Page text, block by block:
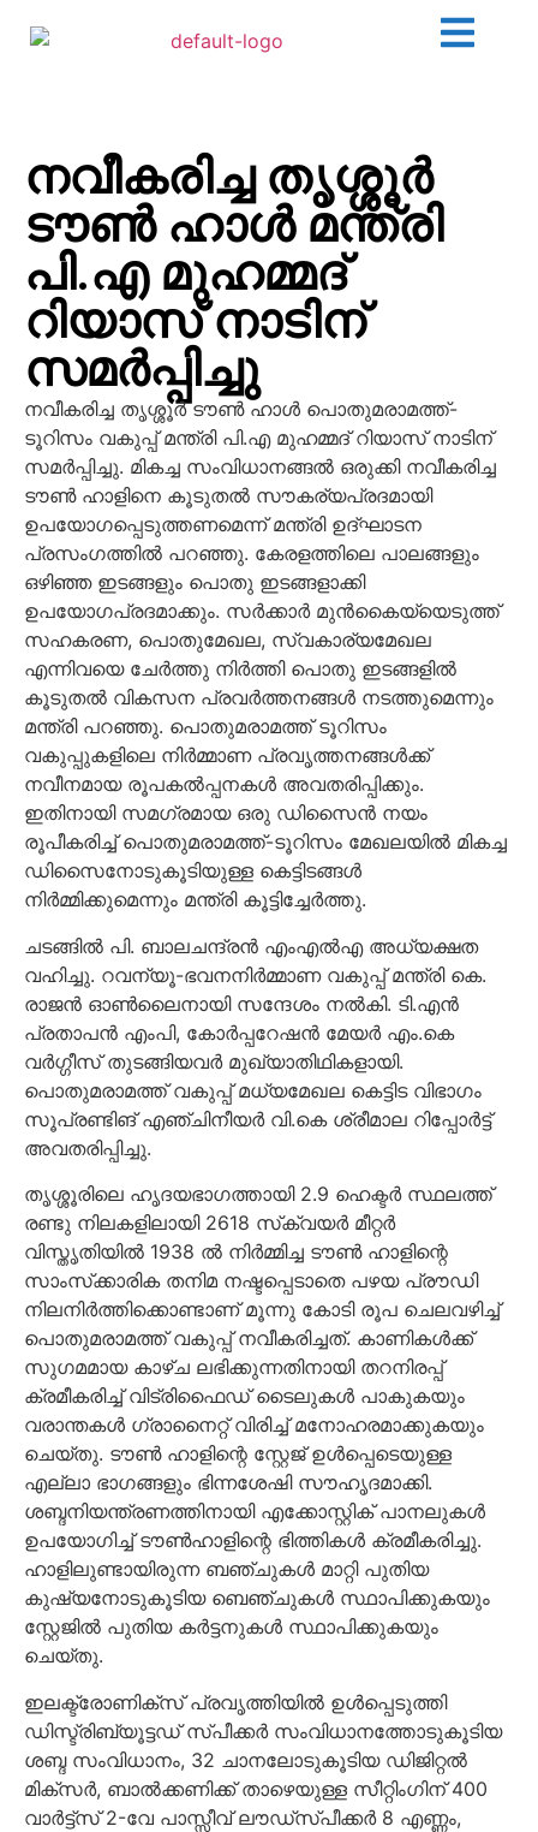
നവീകരിച്ച തൃശ്ശൂര്‍
ടൗണ്‍ ഹാള്‍ മന്ത്രി
പി.എ മുഹമ്മദ്
റിയാസ് നാടിന്
സമര്‍പ്പിച്ചു
നവീകരിച്ച തൃശ്ശൂര്‍ ടൗണ്‍ ഹാള്‍ പൊതുമരാമത്ത്-
ടൂറിസം വകുപ്പ് മന്ത്രി പി.എ മുഹമ്മദ് റിയാസ് നാടിന്
സമര്‍പ്പിച്ചു. മികച്ച സംവിധാനങ്ങല്‍ ഒരുക്കി നവീകരിച്ച
ടൗണ്‍ ഹാളിനെ കൂടുതല്‍ സൗകര്യപ്രദമായി
ഉപയോഗപ്പെടുത്തണമെന്ന് മന്ത്രി ഉദ്ഘാടന
പ്രസംഗത്തില്‍ പറഞ്ഞു. കേരളത്തിലെ പാലങ്ങളും
ഒഴിഞ്ഞ ഇടങ്ങളും പൊതു ഇടങ്ങളാക്കി
ഉപയോഗപ്രദമാക്കും. സര്‍ക്കാര്‍ മുന്‍കൈയ്യെടുത്ത്
സഹകരണ, പൊതുമേഖല, സ്വകാര്യമേഖല
എന്നിവയെ ചേര്‍ത്തു നിര്‍ത്തി പൊതു ഇടങ്ങളില്‍
കൂടുതല്‍ വികസന പ്രവര്‍ത്തനങ്ങള്‍ നടത്തുമെന്നും
മന്ത്രി പറഞ്ഞു. പൊതുമരാമത്ത് ടൂറിസം
വകുപ്പുകളിലെ നിര്‍മ്മാണ പ്രവൃത്തനങ്ങള്‍ക്ക്
നവീനമായ രൂപകല്‍പ്പനകള്‍ അവതരിപ്പിക്കും.
ഇതിനായി സമഗ്രമായ ഒരു ഡിസൈന്‍ നയം
രൂപീകരിച്ച് പൊതുമരാമത്ത്-ടൂറിസം മേഖലയില്‍ മികച്ച
ഡിസൈനോടുകൂടിയുള്ള കെട്ടിടങ്ങള്‍
നിര്‍മ്മിക്കുമെന്നും മന്ത്രി കൂട്ടിച്ചേര്‍ത്തു.
ചടങ്ങില്‍ പി. ബാലചന്ദ്രന്‍ എംഎല്‍എ അധ്യക്ഷത
വഹിച്ചു. റവന്യൂ-ഭവനനിര്‍മ്മാണ വകുപ്പ് മന്ത്രി കെ.
രാജന്‍ ഓണ്‍ലൈനായി സന്ദേശം നല്‍കി. ടി.എന്‍
പ്രതാപന്‍ എംപി, കോര്‍പ്പറേഷന്‍ മേയര്‍ എം.കെ
വര്‍ഗ്ഗീസ് തുടങ്ങിയവര്‍ മുഖ്യാതിഥികളായി.
പൊതുമരാമത്ത് വകുപ്പ് മധ്യമേഖല കെട്ടിട വിഭാഗം
സൂപ്രണ്ടിങ് എഞ്ചിനീയര്‍ വി.കെ ശ്രീമാല റിപ്പോര്‍ട്ട്
അവതരിപ്പിച്ചു.
തൃശ്ശൂരിലെ ഹൃദയഭാഗത്തായി 2.9 ഹെക്ടര്‍ സ്ഥലത്ത്
രണ്ടു നിലകളിലായി 2618 സ്‌ക്വയര്‍ മീറ്റര്‍
വിസ്തൃതിയില്‍ 1938 ല്‍ നിര്‍മ്മിച്ച ടൗണ്‍ ഹാളിന്റെ
സാംസ്‌ക്കാരിക തനിമ നഷ്ടപ്പെടാതെ പഴയ പ്രൗഡി
നിലനിര്‍ത്തിക്കൊണ്ടാണ് മൂന്നു കോടി രൂപ ചെലവഴിച്ച്
പൊതുമരാമത്ത് വകുപ്പ് നവീകരിച്ചത്. കാണികള്‍ക്ക്
സുഗമമായ കാഴ്ച ലഭിക്കുന്നതിനായി തറനിരപ്പ്
ക്രമീകരിച്ച് വിട്രിഫൈഡ് ടൈലുകള്‍ പാകുകയും
വരാന്തകള്‍ ഗ്രാനൈറ്റ് വിരിച്ച് മനോഹരമാക്കുകയും
ചെയ്തു. ടൗണ്‍ ഹാളിന്റെ സ്റ്റേജ് ഉള്‍പ്പെടെയുള്ള
എല്ലാ ഭാഗങ്ങളും ഭിന്നശേഷി സൗഹൃദമാക്കി.
ശബ്ദനിയന്ത്രണത്തിനായി എക്കോസ്റ്റിക് പാനലുകള്‍
ഉപയോഗിച്ച് ടൗണ്‍ഹാളിന്റെ ഭിത്തികള്‍ ക്രമീകരിച്ചു.
ഹാളിലുണ്ടായിരുന്ന ബഞ്ചുകള്‍ മാറ്റി പുതിയ
കുഷ്യനോടുകൂടിയ ബെഞ്ചുകള്‍ സ്ഥാപിക്കുകയും
സ്റ്റേജില്‍ പുതിയ കര്‍ട്ടനുകള്‍ സ്ഥാപിക്കുകയും
ചെയ്തു.
ഇലക്ട്രോണിക്‌സ് പ്രവൃത്തിയില്‍ ഉള്‍പ്പെടുത്തി
ഡിസ്ട്രിബ്യൂട്ടഡ് സ്പീക്കര്‍ സംവിധാനത്തോടുകൂടിയ
ശബ്ദ സംവിധാനം, 32 ചാനലോടുകൂടിയ ഡിജിറ്റല്‍
മിക്‌സര്‍, ബാല്‍ക്കണിക്ക് താഴെയുള്ള സീറ്റിംഗിന് 400
വാര്‍ട്ട്‌സ് 2-വേ പാസ്സീവ് ലൗഡ്‌സ്പീക്കര്‍ 8 എണ്ണം,